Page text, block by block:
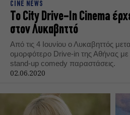
CINE NEWS
Το City Drive-In Cinema
στον Λυκαβηττό
Από τις 4 Ιουνίου ο Λυκαβηττός
ομορφότερο Drive-in της Αθήνας με
stand-up comedy παραστάσεις.
02.06.2020